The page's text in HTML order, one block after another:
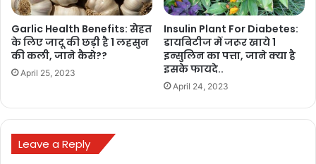
योग संस्कृत भाषा के ‘युज धातु’ से निकला है Yoga जिसका अर्थ होता है आत्मा का
परमात्मा से मिलन अर्थात योग में इतनी शक्ति होती है, कि यह आपको अमरत्व की
प्राप्ति करा सकता है। कुछ लोग योग को भृमवश साधारण आसान समझ लेते हैं
किन्तु यह उनसे कहीं बढ़कर है। योग मुख्य रूप से एक आध्यात्मिक अनुशासन है,
जिसमे जीवन शैली का पूर्णसार आत्मसात किया गया है।
Garlic Health Benefits: सेहत
के लिए जादू की छड़ी है 1 लहसुन
की कली, जाने कैसे??
April 25, 2023
Insulin Plant For Diabetes:
डायबिटीज में जरूर खाये 1
इन्सुलिन का पत्ता, जाने क्या है
इसके फायदे..
April 24, 2023
Leave a Reply